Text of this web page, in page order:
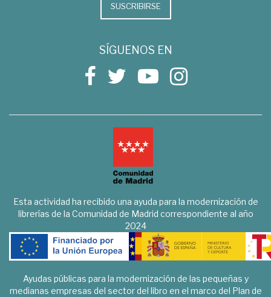
SUSCRIBIRSE
SÍGUENOS EN
Esta actividad ha recibido una ayuda para la modernización de
librerías de la Comunidad de Madrid correspondiente al año
2024
Ayudas públicas para la modernización de las pequeñas y
medianas empresas del sector del libro en el marco del Plan de